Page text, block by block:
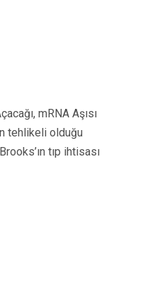
mRNA Aşısı
tehlikeli olduğu
tıp ihtisası